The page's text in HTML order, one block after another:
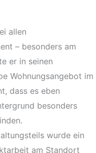
allen
– besonders am
er in seinen
Wohnungsangebot im
dass es eben
besonders
wurde ein
am Standort